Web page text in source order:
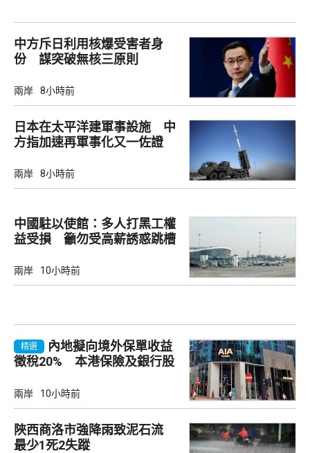
中方斥日利用核爆受害者身
份 謀突破無核三原則
兩岸 8小時前
日本在太平洋建軍事設施 中
方指加速再軍事化又一佐證
兩岸 8小時前
中國駐以使館：多人打黑工權
益受損 籲勿受高薪誘惑跳槽
兩岸 10小時前
精選
內地擬向境外保單收益
徵稅20% 本港保險及銀行股
兩岸 10小時前
陜西商洛市強降雨致泥石流
最少1死2失蹤